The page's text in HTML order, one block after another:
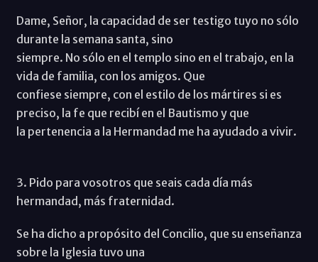
Dame, Señor, la capacidad de ser testigo tuyo no sólo
durante la semana santa, sino
siempre. No sólo en el templo sino en el trabajo, en la
vida de familia, con los amigos. Que
confiese siempre, con el estilo de los mártires si es
preciso, la fe que recibí en el Bautismo y que
la pertenencia a la Hermandad me ha ayudado a vivir.
3. Pido para vosotros que seais cada día más
hermandad, más fraternidad.
Se ha dicho a propósito del Concilio, que su enseñanza
sobre la Iglesia tuvo una